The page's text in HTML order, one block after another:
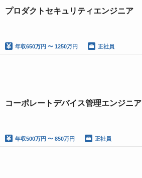
プロダクトセキュリティエンジニア
年収650万円 〜 1250万円 正社員
コーポレートデバイス管理エンジニア
年収500万円 〜 850万円 正社員